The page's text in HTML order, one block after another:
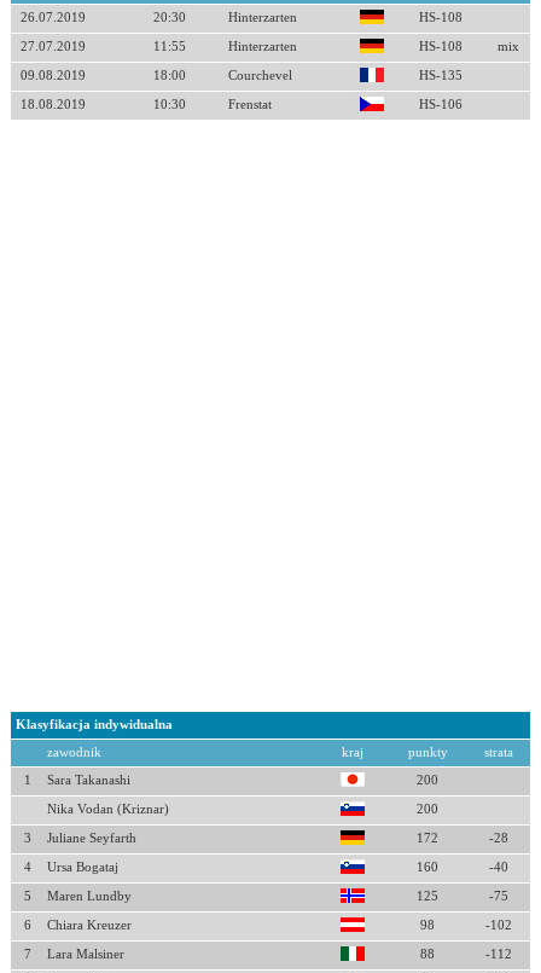
26.07.2019 20:30 Hinterzarten HS-108
27.07.2019 11:55 Hinterzarten HS-108 mix
09.08.2019 18:00 Courchevel HS-135
18.08.2019 10:30 Frenstat HS-106
Klasyfikacja indywidualna
zawodnik kraj punkty strata
1 Sara Takanashi 200
Nika Vodan (Kriznar) 200
3 Juliane Seyfarth 172 -28
4 Ursa Bogataj 160 -40
5 Maren Lundby 125 -75
6 Chiara Kreuzer 98 -102
7 Lara Malsiner 88 -112